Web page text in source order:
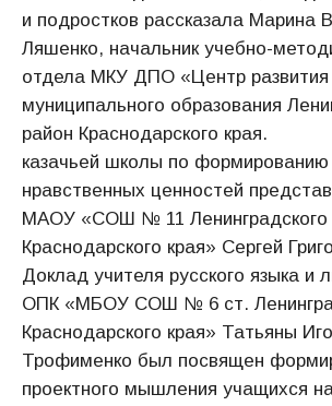
и подростков рассказала Марина
Ляшенко, начальник учебно-
отдела МКУ ДПО «Центр развития
муниципального образования
район Краснодарского края.
казачьей школы по формированию
нравственных ценностей
МАОУ «СОШ № 11 Ленинградского
Краснодарского края» Сергей
Доклад учителя русского языка и
ОПК «МБОУ СОШ № 6 ст.
Краснодарского края» Татьяны
Трофименко был посвящен
проектного мышления учащихся